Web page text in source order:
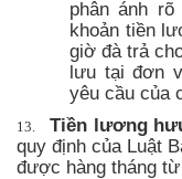
phân ánh
khoản tiền
giờ đà trả
lưu tại đơn
yêu cầu của
13. Tiền lương
quy định của Luật
được hàng tháng